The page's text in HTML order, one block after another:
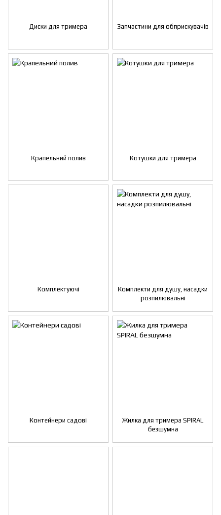
Диски для тримера Запчастини для обприскувачів
Крапельний полив Котушки для тримера
Комплектуючі
Комплекти для душу, насадки
розпилювальні
Контейнери садові
Жилка для тримера SPIRAL
безшумна